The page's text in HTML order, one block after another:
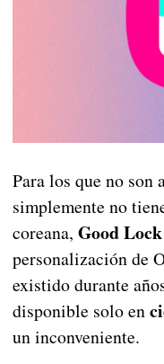
Para los que no son
simplemente no
coreana, Good Lock
personalización de
existido durante
disponible solo en
un inconveniente.